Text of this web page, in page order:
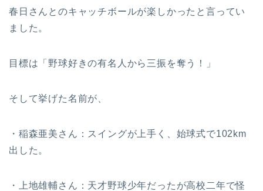
春日さんとのキャッチボールが楽しかったと言ってい
ました。
目標は「野球好きの有名人から三振を奪う！」
そして挙げた名前が、
・稲森亜美さん：スイングが上手く、始球式で102km
出した。
・上地雄輔さん：天才野球少年だったが高校二年で怪